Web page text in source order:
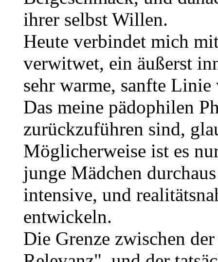
ihrer selbst Willen.
Heute verbindet mich
verwitwet, ein äußerst
sehr warme, sanfte
Das meine pädophilen
zurückzuführen sind,
Möglicherweise ist es
junge Mädchen
intensive, und
entwickeln.
Die Grenze zwischen